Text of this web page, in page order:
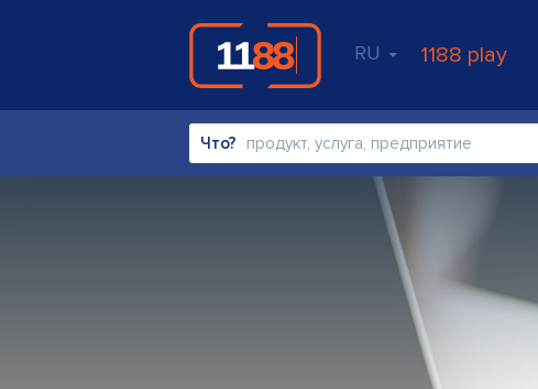
RU 1188 play
Что?